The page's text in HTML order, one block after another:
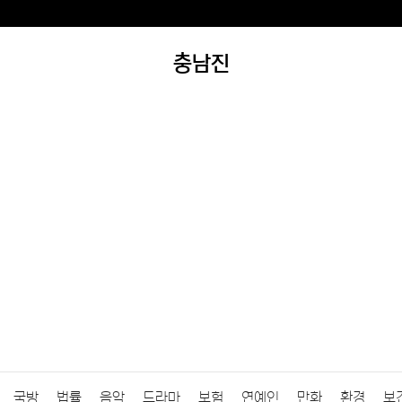
충남진
국방 법률 음악 드라마 보험 연예인 만화 환경 보